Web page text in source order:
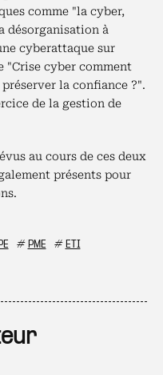
comme "la cyber,
désorganisation à
cyberattaque sur
"Crise cyber comment
la confiance ?".
de la gestion de
au cours de ces deux
présents pour
# PME # ETI